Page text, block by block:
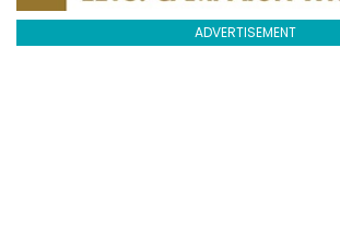
ADVERTISEMENT